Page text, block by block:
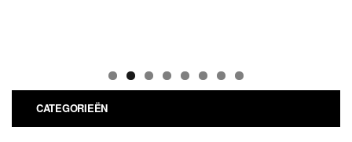
CATEGORIEËN